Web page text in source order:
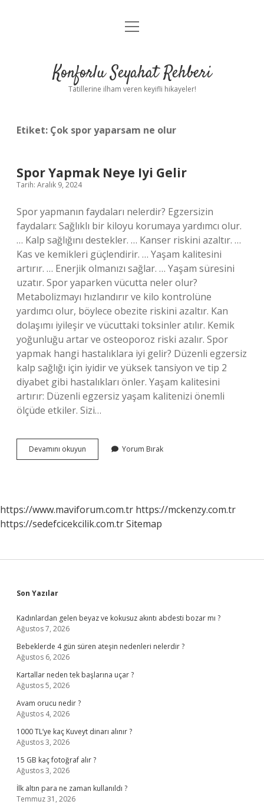
Anasayfa
Yasal Uyarı
menüyü
Konforlu Seyahat Rehberi
Tatillerine ilham veren keyifli hikayeler!
Etiket: Çok spor yaparsam ne olur
Spor Yapmak Neye Iyi Gelir
Tarih: Aralık 9, 2024
Spor yapmanın faydaları nelerdir? Egzersizin
faydaları: Sağlıklı bir kiloyu korumaya yardımcı olur.
… Kalp sağlığını destekler. … Kanser riskini azaltır. …
Kas ve kemikleri güçlendirir. … Yaşam kalitesini
artırır. … Enerjik olmanızı sağlar. … Yaşam süresini
uzatır. Spor yaparken vücutta neler olur?
Metabolizmayı hızlandırır ve kilo kontrolüne
yardımcı olur, böylece obezite riskini azaltır. Kan
dolaşımı iyileşir ve vücuttaki toksinler atılır. Kemik
yoğunluğu artar ve osteoporoz riski azalır. Spor
yapmak hangi hastalıklara iyi gelir? Düzenli egzersiz
kalp sağlığı için iyidir ve yüksek tansiyon ve tip 2
diyabet gibi hastalıkları önler. Yaşam kalitesini
artırır: Düzenli egzersiz yaşam kalitenizi önemli
ölçüde etkiler. Sizi…
Devamını okuyun
Yapmak
Yorum Bırak
https://www.maviforum.com.tr https://mckenzy.com.tr
https://sedefcicekcilik.com.trSitemap
Sidebar
Son Yazılar
Kadınlardan gelen beyaz ve kokusuz akıntı abdesti bozar mı ?
Ağustos 7, 2026
Bebeklerde 4 gün süren ateşin nedenleri nelerdir ?
Ağustos 6, 2026
Kartallar neden tek başlarına uçar ?
Ağustos 5, 2026
Avam orucu nedir ?
Ağustos 4, 2026
1000 TL’ye kaç Kuveyt dinarı alınır ?
Ağustos 3, 2026
15 GB kaç fotoğraf alır ?
Ağustos 3, 2026
İlk altın para ne zaman kullanıldı ?
Temmuz 31, 2026